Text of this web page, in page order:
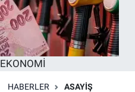
EKONOMİ
HABERLER ASAYİŞ
EĞİTİM
MAGAZİN
ÖZEL HABER